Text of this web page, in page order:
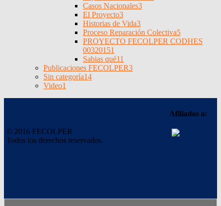
Casos Nacionales3
El Proyecto3
Historias de Vida3
Proceso Reparación Colectiva5
PROYECTO FECOLPER CODHES
00320151
Sabias qué11
Publicaciones FECOLPER3
Sin categoría14
Video1
© 2016 FECOLPER
Todos los derechos reservados.
Afiliados a: